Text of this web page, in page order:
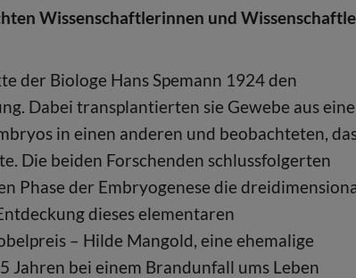
Wissenschaftlerinnen und
der Biologe Hans Spemann 1924 den
Dabei transplantierten sie Gewebe aus
in einen anderen und beobachteten,
Die beiden Forschenden schlussfolgerten
Phase der Embryogenese die
dieses elementaren
– Hilde Mangold, eine ehemalige
bei einem Brandunfall ums Leben